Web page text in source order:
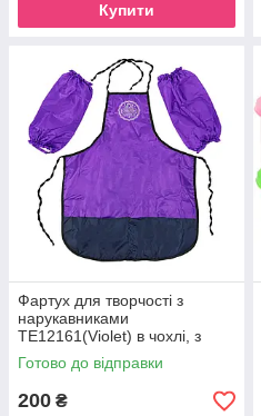
Купити
Фартух для творчості з
нарукавниками
ТЕ12161(Violet) в чохлі, з
малюнком, зріст 128 см
Готово до відправки
200 ₴